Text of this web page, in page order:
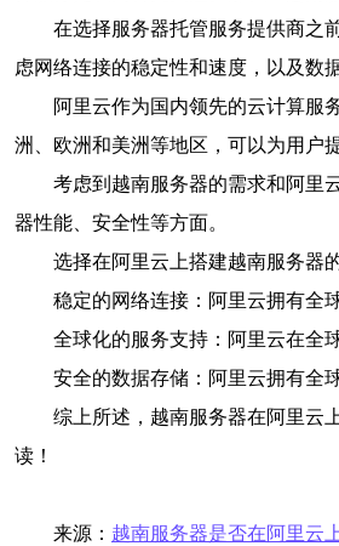
在选择服务器托管服务提供商之
虑网络连接的稳定性和速度，以及数
阿里云作为国内领先的云计算服
洲、欧洲和美洲等地区，可以为用户
考虑到越南服务器的需求和阿里
器性能、安全性等方面。
选择在阿里云上搭建越南服务器
稳定的网络连接：阿里云拥有全
全球化的服务支持：阿里云在全
安全的数据存储：阿里云拥有全
综上所述，越南服务器在阿里云
读！
来源： 越南服务器是否在阿里云